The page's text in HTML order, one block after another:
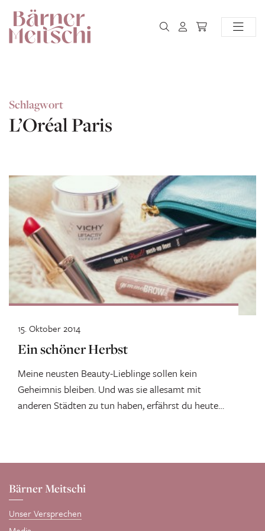
Schlagwort
L’Oréal Paris
Ein schöner Herbst
Meine neusten Beauty-Lieblinge sollen kein
Geheimnis bleiben. Und was sie allesamt mit
anderen Städten zu tun haben, erfährst du heute
15. Oktober 2014
Bärner Meitschi
Unser Versprechen